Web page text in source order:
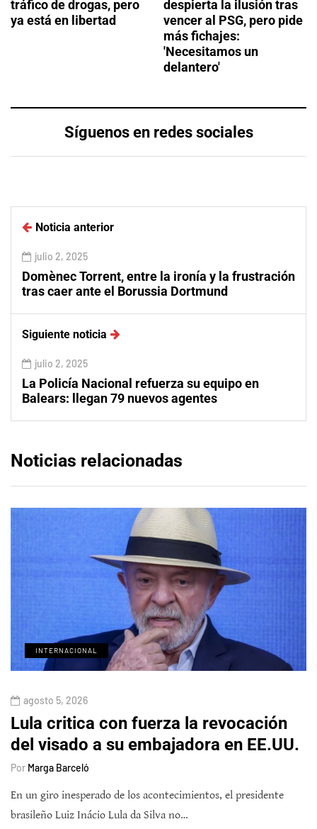
tráfico de drogas, pero
ya está en libertad
despierta la ilusión tras
vencer al PSG, pero pide
más fichajes:
'Necesitamos un
delantero'
Síguenos en redes sociales
Noticia anterior
julio 2, 2025
Domènec Torrent, entre la ironía y la frustración
tras caer ante el Borussia Dortmund
Siguiente noticia
julio 2, 2025
La Policía Nacional refuerza su equipo en
Balears: llegan 79 nuevos agentes
Noticias relacionadas
INTERNACIONAL
agosto 5, 2026
Lula critica con fuerza la revocación
del visado a su embajadora en EE.UU.
Por Marga Barceló
En un giro inesperado de los acontecimientos, el presidente
brasileño Luiz Inácio Lula da Silva no…